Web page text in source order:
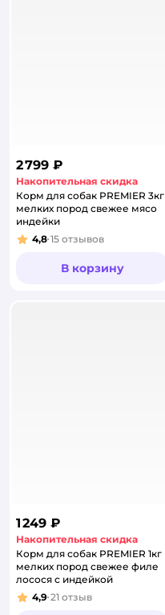
2 799 ₽
Накопительная скидка
Корм для собак PREMIER 3кг
мелких пород свежее мясо
индейки
Рейтинг:
4,8 15 отзывов
В корзину
1 249 ₽
Накопительная скидка
Корм для собак PREMIER 1кг
мелких пород свежее филе
лосося с индейкой
Рейтинг:
4,9 21 отзыв